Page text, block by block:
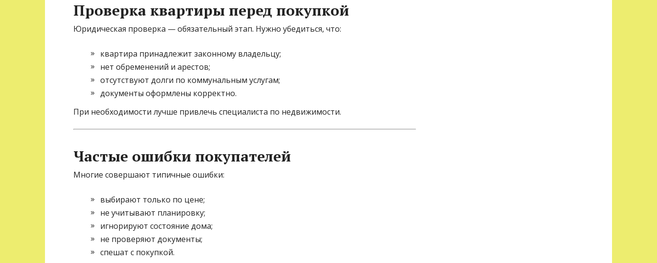
Проверка квартиры перед покупкой
Юридическая проверка — обязательный этап. Нужно убедиться, что:
квартира принадлежит законному владельцу;
нет обременений и арестов;
отсутствуют долги по коммунальным услугам;
документы оформлены корректно.
При необходимости лучше привлечь специалиста по недвижимости.
Частые ошибки покупателей
Многие совершают типичные ошибки:
выбирают только по цене;
не учитывают планировку;
игнорируют состояние дома;
не проверяют документы;
спешат с покупкой.